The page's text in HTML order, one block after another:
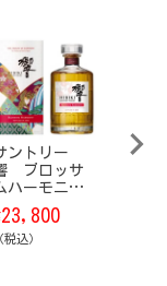
ントリー
ブロッサ
ハーモニー
【箱付】 202
700ml
23,800
税込）
コカ・